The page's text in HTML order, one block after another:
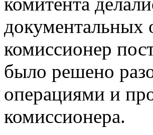
документальных
комиссионер
было решено
операциями и
комиссионера.